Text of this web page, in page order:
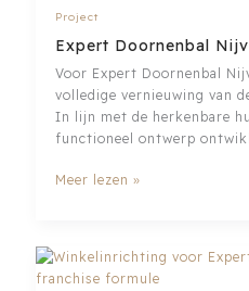
Project
Expert Doornenbal
Voor Expert Doornenbal
volledige vernieuwing van
In lijn met de herkenbare
functioneel ontwerp
Expert
Meer lezen »